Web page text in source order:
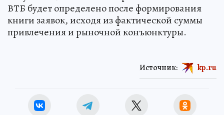
ВТБ будет определено после формирования
книги заявок, исходя из фактической суммы
привлечения и рыночной конъюнктуры.
Источник: kp.ru